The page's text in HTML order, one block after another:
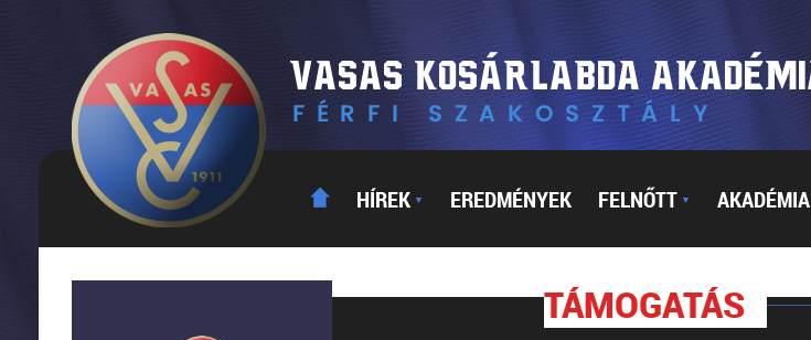
HÍREK ▼ EREDMÉNYEK FELNŐTT ▼ AKADÉMIA
TÁMOGATÁS